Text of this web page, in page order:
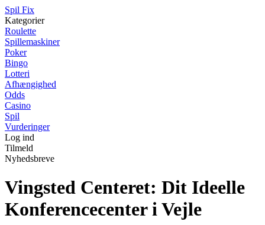
Spil Fix
Kategorier
Roulette
Spillemaskiner
Poker
Bingo
Lotteri
Afhængighed
Odds
Casino
Spil
Vurderinger
Log ind
Tilmeld
Nyhedsbreve
Vingsted Centeret: Dit Ideelle
Konferencecenter i Vejle